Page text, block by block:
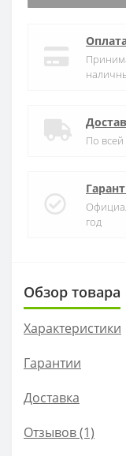
По
год
Обзор товара
Характеристики
Гарантии
Доставка
Отзывов (1)